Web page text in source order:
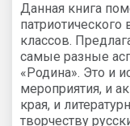
Данная книга
классов.
самые разные
«Родина». Это и
мероприятия, и
края, и
творчеству